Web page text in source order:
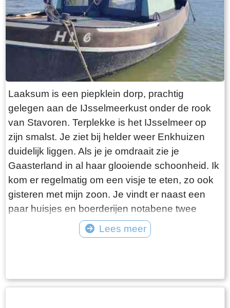
Laaksum is een piepklein dorp, prachtig
gelegen aan de IJsselmeerkust onder de rook
van Stavoren. Terplekke is het IJsselmeer op
zijn smalst. Je ziet bij helder weer Enkhuizen
duidelijk liggen. Als je je omdraait zie je
Gaasterland in al haar glooiende schoonheid. Ik
kom er regelmatig om een visje te eten, zo ook
gisteren met mijn zoon. Je vindt er naast een
paar huisjes en boerderijen notabene twee
visrestaurants op steenworp afstand van elkaar.
Er schijnt het jaar rond voldoende klandizie te
linker restaurant dat sinds een paar jaar in de
Lees meer